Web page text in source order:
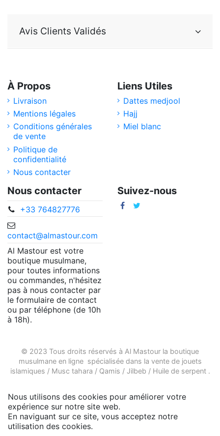
Avis Clients Validés
À Propos
Livraison
Mentions légales
Conditions générales
de vente
Politique de
confidentialité
Nous contacter
Liens Utiles
Dattes medjool
Hajj
Miel blanc
Nous contacter
+33 764827776
contact@almastour.com
Al Mastour est votre
boutique musulmane,
pour toutes informations
ou commandes, n'hésitez
pas à nous contacter par
le formulaire de contact
ou par téléphone (de 10h
à 18h).
Suivez-nous
© 2023 Tous droits réservés à Al Mastour la boutique
musulmane en lignespécialisée dans la vente de jouets
islamiques / Musc tahara / Qamis / Jilbeb / Huile de serpent.
Nous utilisons des cookies pour améliorer votre
expérience sur notre site web.
En naviguant sur ce site, vous acceptez notre
utilisation des cookies.